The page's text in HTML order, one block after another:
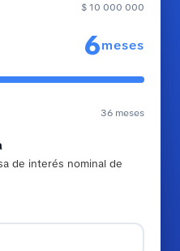
$ 10 000 000
meses
36 meses
de interés nominal de